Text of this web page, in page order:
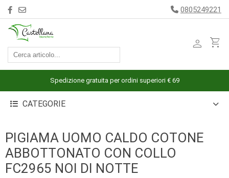
ACCESSORI
ARREDAMENTO
BIANCHERIA
CUCINA
INTIMO
0805249221
person shopping_cart
Spedizione gratuita per ordini superiori € 69
CATEGORIE
PIGIAMA UOMO CALDO COTONE
ABBOTTONATO CON COLLO
FC2965 NOI DI NOTTE